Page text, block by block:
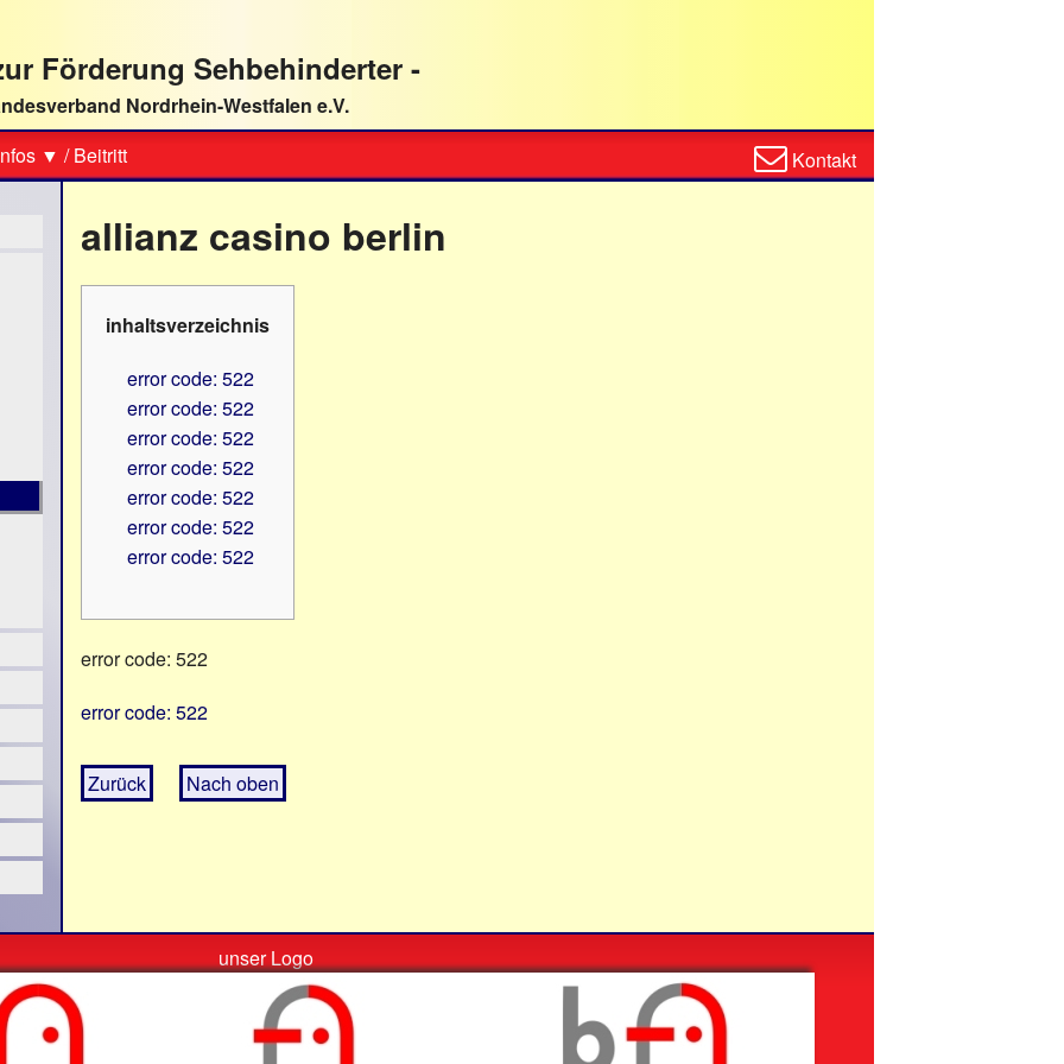
Förderung Sehbehinderter -
Nordrhein-Westfalen e.V.
▼ /Beitritt
Kontaktformular
Kontakt
allianz casino berlin
inhaltsverzeichnis
error code: 522
error code: 522
error code: 522
error code: 522
error code: 522
error code: 522
error code: 522
error code: 522
error code: 522
Zurück Nach oben
unser Logo